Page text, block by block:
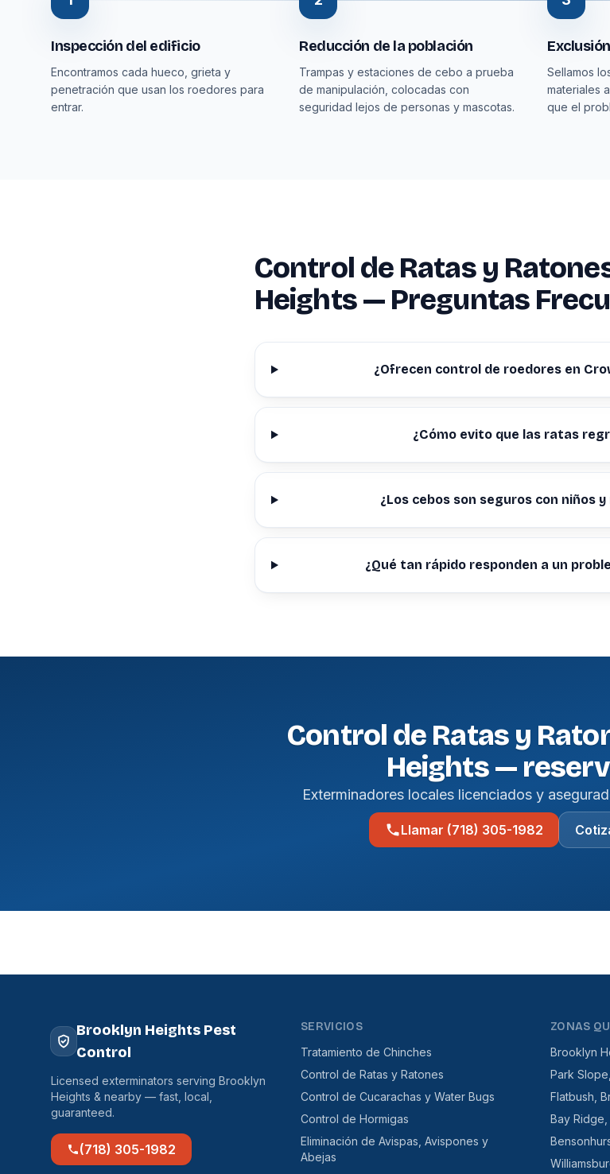
Inspección del edificio
Encontramos cada hueco, grieta y
penetración que usan los roedores para
entrar.
Reducción de la población
Trampas y estaciones de cebo a prueba
de manipulación, colocadas con
seguridad lejos de personas y mascotas.
Sellamos
materiales
que el
Control de Ratas y
Heights — Preguntas
¿Ofrecen control de roedores en
¿Cómo evito que las ratas
¿Los cebos son seguros con niños
¿Qué tan rápido responden a un
Control de Ratas y
Heights —
Exterminadores locales licenciados y
Llamar (718) 305-1982
Brooklyn Heights Pest
Control
Licensed exterminators serving Brooklyn
Heights & nearby — fast, local,
guaranteed.
(718) 305-1982
SERVICIOS
Tratamiento de Chinches
Control de Ratas y Ratones
Control de Cucarachas y Water Bugs
Control de Hormigas
Eliminación de Avispas, Avispones y
Abejas
ZONAS
Brooklyn
Park
Flatbush,
Bay